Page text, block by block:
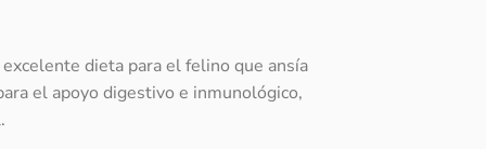
dieta para el felino que ansía
el apoyo digestivo e inmunológico,